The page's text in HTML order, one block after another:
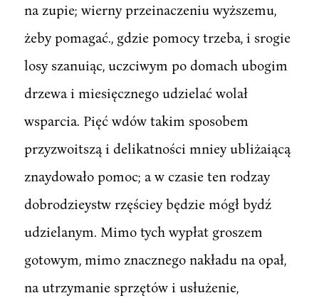
na zupie; wierny przeinaczeniu wyższemu,
żeby pomagać., gdzie pomocy trzeba, i srogie
losy szanuiąc, uczciwym po domach ubogim
drzewa i miesięcznego udzielać wolał
wsparcia. Pięć wdów takim sposobem
przyzwoitszą i delikatności mniey ubliżaiącą
znaydowało pomoc; a w czasie ten rodzay
dobrodzieystw rzęściey będzie mógł bydź
udzielanym. Mimo tych wypłat groszem
gotowym, mimo znacznego nakładu na opał,
na utrzymanie sprzętów i usłużenie,